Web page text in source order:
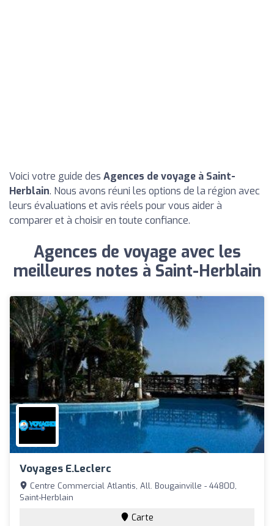
Voici votre guide des Agences de voyage à Saint-
Herblain. Nous avons réuni les options de la région avec
leurs évaluations et avis réels pour vous aider à
comparer et à choisir en toute confiance.
Agences de voyage avec les
meilleures notes à Saint-Herblain
Voyages E.Leclerc
Centre Commercial Atlantis, All. Bougainville - 44800,
Saint-Herblain
Carte